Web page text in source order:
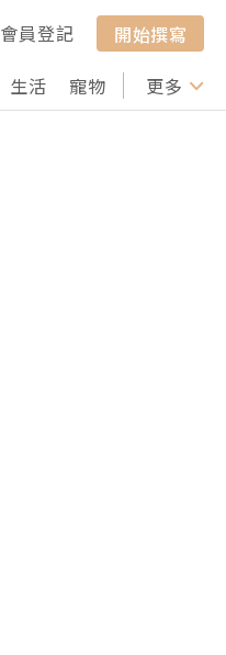
會員登記
開始撰寫
生活 寵物 行山 打卡
更多